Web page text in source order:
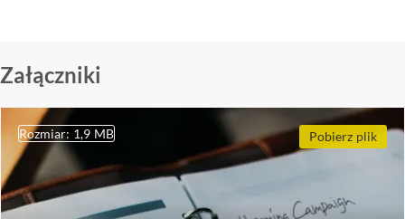
Załączniki
Rozmiar: 1,9 MB Pobierz plik